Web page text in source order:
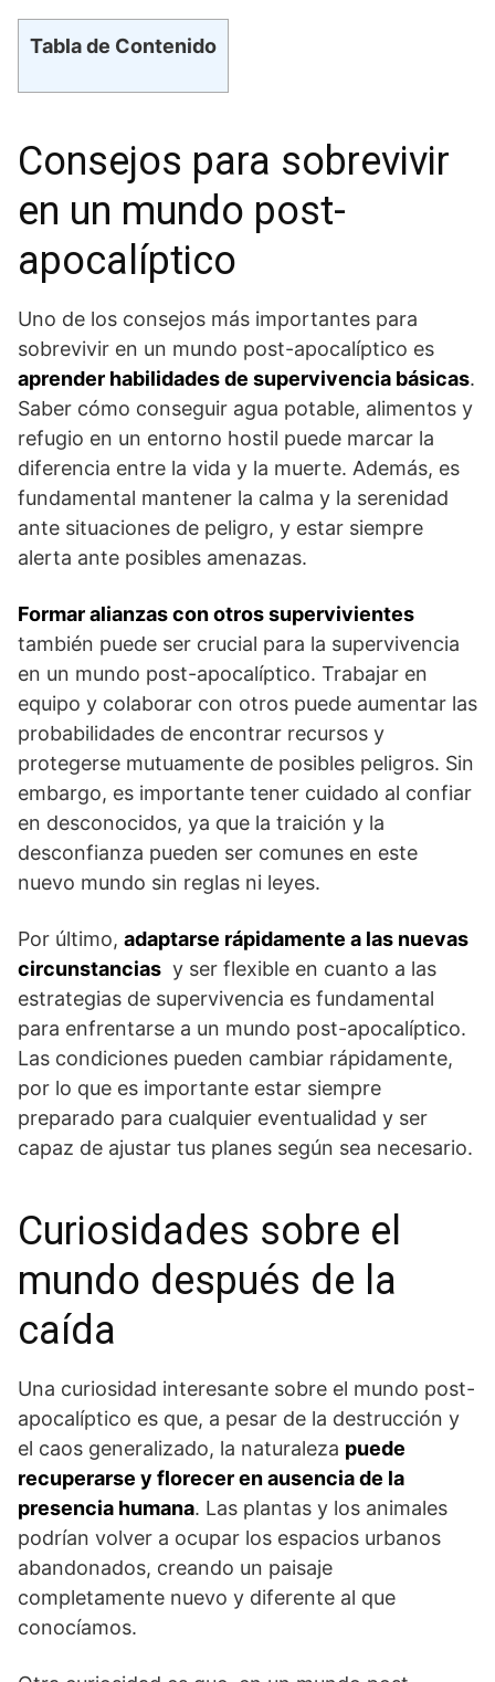
Tabla de Contenido
Consejos para sobrevivir
⁢en un mundo ​post-
apocalíptico
Uno de los‍ consejos más importantes para
sobrevivir en un mundo post-apocalíptico es⁢
aprender habilidades de supervivencia básicas.
Saber cómo conseguir agua potable, alimentos y
refugio en un‍ entorno⁣ hostil puede marcar la
diferencia entre la vida y la muerte. Además, es
fundamental ⁤mantener la calma⁢ y la serenidad
‍ante situaciones de peligro,⁢ y estar siempre
alerta ante posibles amenazas.
Formar alianzas​ con otros supervivientes
también puede ser ⁤crucial para la ⁤supervivencia
en ‌un mundo post-apocalíptico.‍ Trabajar en
equipo y colaborar con ⁣otros puede ⁣aumentar las
probabilidades de encontrar recursos y
protegerse mutuamente⁤ de posibles‍ peligros. ⁣Sin‍
embargo, es ‌importante tener cuidado al confiar ​
en desconocidos, ya que la traición y la
desconfianza pueden ser comunes en este
⁢nuevo mundo sin reglas ni leyes.
Por último, adaptarse rápidamente a las nuevas
circunstancias ‍ y ser flexible en cuanto a las
estrategias‍ de supervivencia es fundamental
⁣para enfrentarse a un mundo post-apocalíptico.
⁣Las condiciones pueden cambiar rápidamente,⁢
por lo que es importante estar siempre
preparado para cualquier eventualidad y ser
capaz de ajustar tus planes según sea necesario.
Curiosidades sobre el
mundo después de la⁣
caída
Una⁤ curiosidad interesante sobre el mundo‍ post-
apocalíptico es que, a pesar de la destrucción y
el caos generalizado,⁤ la naturaleza puede
‌recuperarse y florecer en ausencia⁢ de⁤ la
presencia humana. Las plantas y los animales
podrían volver a ocupar⁢ los espacios urbanos
abandonados, creando un paisaje
completamente nuevo y diferente al que
conocíamos.